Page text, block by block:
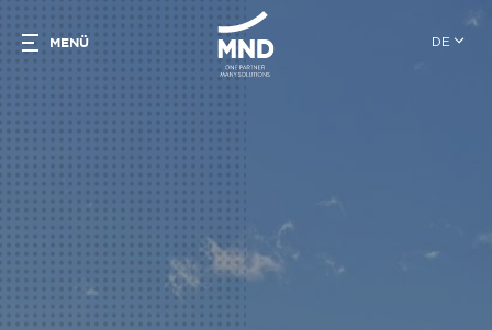
DE
MENÜ